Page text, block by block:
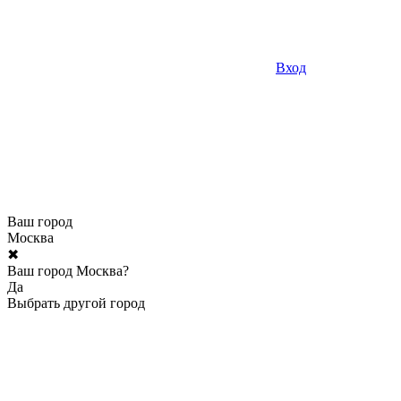
Вход
Ваш город
Москва
✖
Ваш город Москва?
Да
Выбрать другой город